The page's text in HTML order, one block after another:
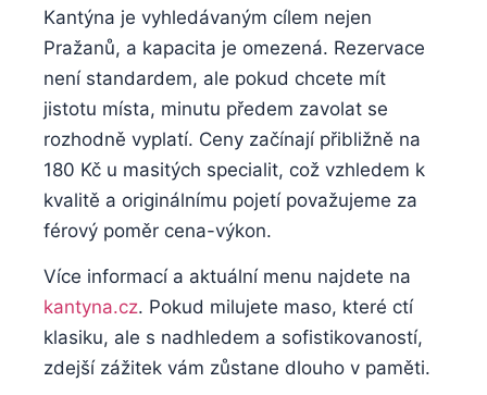
Kantýna je vyhledávaným cílem ⁤nejen
‌Pražanů, a kapacita ⁣je omezená. Rezervace
není standardem, ale‌ pokud chcete mít
jistotu místa, minutu předem zavolat ⁣se
⁤rozhodně ⁢vyplatí. Ceny začínají přibližně na
180 Kč ⁢u masitých specialit, ⁣což​ vzhledem⁣ k
kvalitě ⁣a originálnímu pojetí považujeme za
férový poměr cena-výkon.
Více⁤ informací a aktuální menu ⁢najdete na
kantyna.cz.⁤ Pokud milujete⁣ maso, které ctí⁢
klasiku, ale s nadhledem⁤ a sofistikovaností, ​
zdejší zážitek vám zůstane dlouho v ‍paměti.